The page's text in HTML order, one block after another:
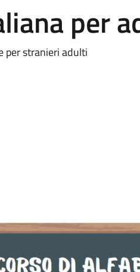
per
per stranieri adulti